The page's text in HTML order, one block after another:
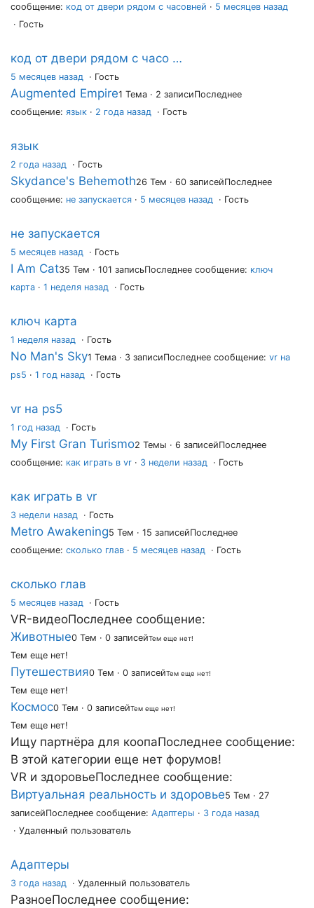
сообщение: код от двери рядом с часовней · 5 месяцев назад
· Гость
код от двери рядом с часо …
5 месяцев назад · Гость
Augmented Empire1 Тема · 2 записиПоследнее
сообщение: язык · 2 года назад · Гость
язык
2 года назад · Гость
Skydance's Behemoth26 Тем · 60 записейПоследнее
сообщение: не запускается · 5 месяцев назад · Гость
не запускается
5 месяцев назад · Гость
I Am Cat35 Тем · 101 записьПоследнее сообщение: ключ
карта · 1 неделя назад · Гость
ключ карта
1 неделя назад · Гость
No Man's Sky1 Тема · 3 записиПоследнее сообщение: vr на
ps5 · 1 год назад · Гость
vr на ps5
1 год назад · Гость
My First Gran Turismo2 Темы · 6 записейПоследнее
сообщение: как играть в vr · 3 недели назад · Гость
как играть в vr
3 недели назад · Гость
Metro Awakening5 Тем · 15 записейПоследнее
сообщение: сколько глав · 5 месяцев назад · Гость
сколько глав
5 месяцев назад · Гость
VR-видеоПоследнее сообщение:
Животные0 Тем · 0 записейТем еще нет!
Тем еще нет!
Путешествия0 Тем · 0 записейТем еще нет!
Тем еще нет!
Космос0 Тем · 0 записейТем еще нет!
Тем еще нет!
Ищу партнёра для коопаПоследнее сообщение:
В этой категории еще нет форумов!
VR и здоровьеПоследнее сообщение:
Виртуальная реальность и здоровье5 Тем · 27
записейПоследнее сообщение: Адаптеры · 3 года назад
· Удаленный пользователь
Адаптеры
3 года назад · Удаленный пользователь
РазноеПоследнее сообщение: